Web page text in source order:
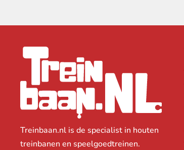
Treinbaan.nl is de specialist in houten
treinbanen en speelgoedtreinen.